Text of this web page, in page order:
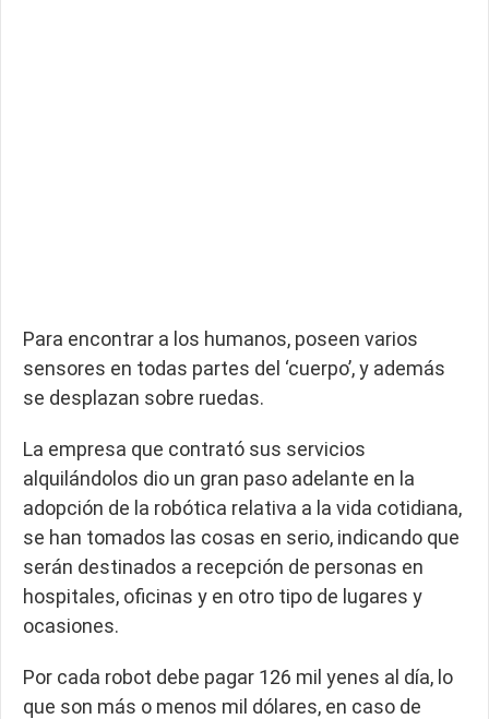
Para encontrar a los humanos, poseen varios
sensores en todas partes del ‘cuerpo’, y además
se desplazan sobre ruedas.
La empresa que contrató sus servicios
alquilándolos dio un gran paso adelante en la
adopción de la robótica relativa a la vida cotidiana,
se han tomados las cosas en serio, indicando que
serán destinados a recepción de personas en
hospitales, oficinas y en otro tipo de lugares y
ocasiones.
Por cada robot debe pagar 126 mil yenes al día, lo
que son más o menos mil dólares, en caso de